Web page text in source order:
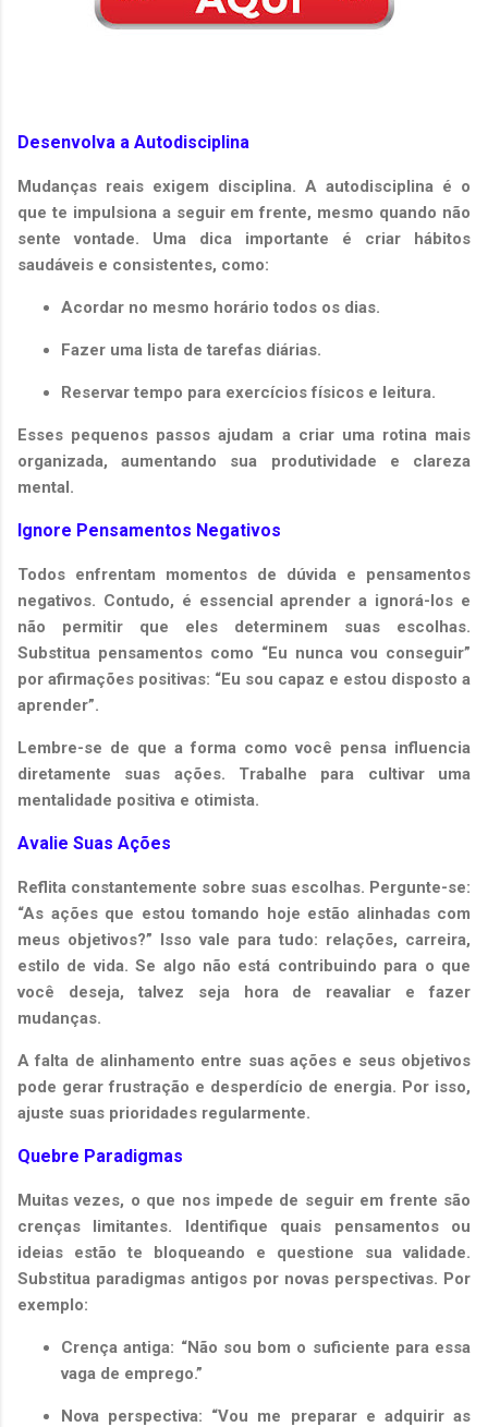
Desenvolva a Autodisciplina
Mudanças reais exigem disciplina. A autodisciplina é o
que te impulsiona a seguir em frente, mesmo quando não
sente vontade. Uma dica importante é criar hábitos
saudáveis e consistentes, como:
Acordar no mesmo horário todos os dias.
Fazer uma lista de tarefas diárias.
Reservar tempo para exercícios físicos e leitura.
Esses pequenos passos ajudam a criar uma rotina mais
organizada, aumentando sua produtividade e clareza
mental.
Ignore Pensamentos Negativos
Todos enfrentam momentos de dúvida e pensamentos
negativos. Contudo, é essencial aprender a ignorá-los e
não permitir que eles determinem suas escolhas.
Substitua pensamentos como “Eu nunca vou conseguir”
por afirmações positivas: “Eu sou capaz e estou disposto a
aprender”.
Lembre-se de que a forma como você pensa influencia
diretamente suas ações. Trabalhe para cultivar uma
mentalidade positiva e otimista.
Avalie Suas Ações
Reflita constantemente sobre suas escolhas. Pergunte-se:
“As ações que estou tomando hoje estão alinhadas com
meus objetivos?” Isso vale para tudo: relações, carreira,
estilo de vida. Se algo não está contribuindo para o que
você deseja, talvez seja hora de reavaliar e fazer
mudanças.
A falta de alinhamento entre suas ações e seus objetivos
pode gerar frustração e desperdício de energia. Por isso,
ajuste suas prioridades regularmente.
Quebre Paradigmas
Muitas vezes, o que nos impede de seguir em frente são
crenças limitantes. Identifique quais pensamentos ou
ideias estão te bloqueando e questione sua validade.
Substitua paradigmas antigos por novas perspectivas. Por
exemplo:
Crença antiga: “Não sou bom o suficiente para essa
vaga de emprego.”
Nova perspectiva: “Vou me preparar e adquirir as